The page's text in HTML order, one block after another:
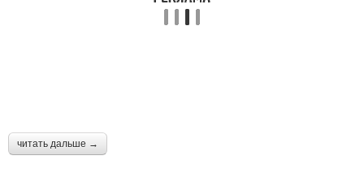
читать дальше →